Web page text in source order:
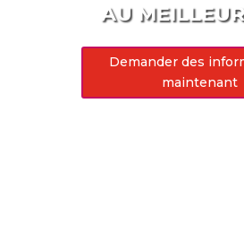
AU
Demander des
maintenant